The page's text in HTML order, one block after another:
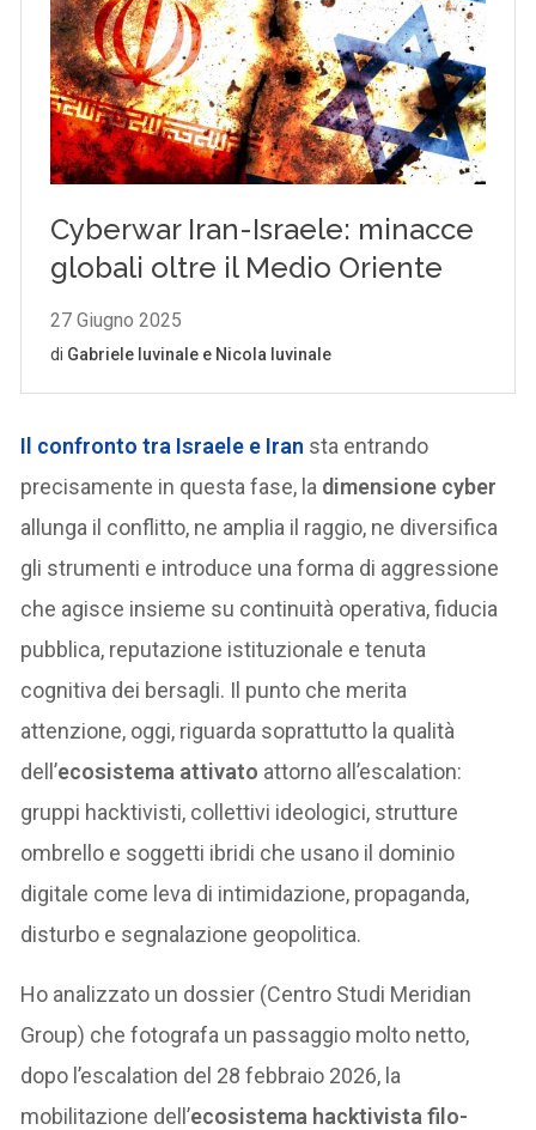
Il confronto tra Israele e Iran sta entrando
precisamente in questa fase, la dimensione cyber
allunga il conflitto, ne amplia il raggio, ne diversifica
gli strumenti e introduce una forma di aggressione
che agisce insieme su continuità operativa, fiducia
pubblica, reputazione istituzionale e tenuta
cognitiva dei bersagli. Il punto che merita
attenzione, oggi, riguarda soprattutto la qualità
dell’ecosistema attivato attorno all’escalation:
gruppi hacktivisti, collettivi ideologici, strutture
ombrello e soggetti ibridi che usano il dominio
digitale come leva di intimidazione, propaganda,
disturbo e segnalazione geopolitica.
Ho analizzato un dossier (Centro Studi Meridian
Group) che fotografa un passaggio molto netto,
dopo l’escalation del 28 febbraio 2026, la
mobilitazione dell’ecosistema hacktivista filo-